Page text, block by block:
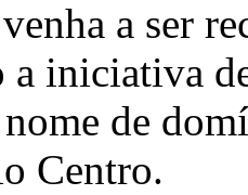
a ser
a iniciativa
de
Centro.